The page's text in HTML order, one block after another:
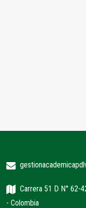
Carrera 51 D N° 62-
- Colombia